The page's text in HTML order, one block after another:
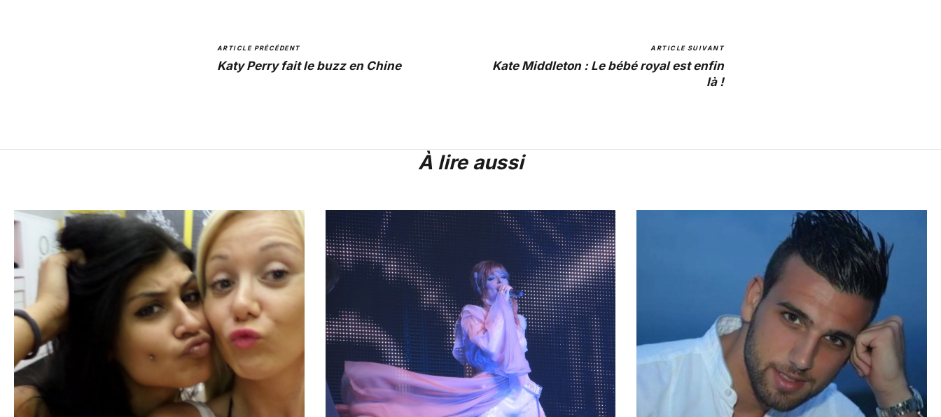
ARTICLE PRÉCÉDENT
Katy Perry fait le buzz en Chine
ARTICLE SUIVANT
Kate Middleton : Le bébé royal est enfin
là !
À lire aussi